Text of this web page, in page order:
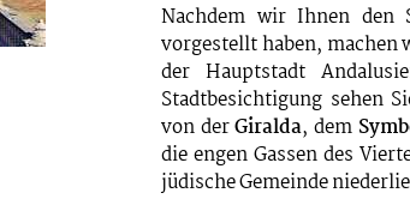
Nachdem wir Ihnen den
vorgestellt haben, machen
der Hauptstadt
Stadtbesichtigung sehen
von derGiralda, dem
die engen Gassen des
jüdische Gemeinde